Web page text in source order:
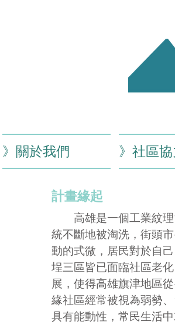
》關於我們 》社區協
計畫緣起
高雄是一個工業紋理
統不斷地被淘洗，街頭
動的式微，居民對於自
埕三區皆已面臨社區老
展，使得高雄旗津地區
緣社區經常被視為弱勢
具有能動性，常民生活